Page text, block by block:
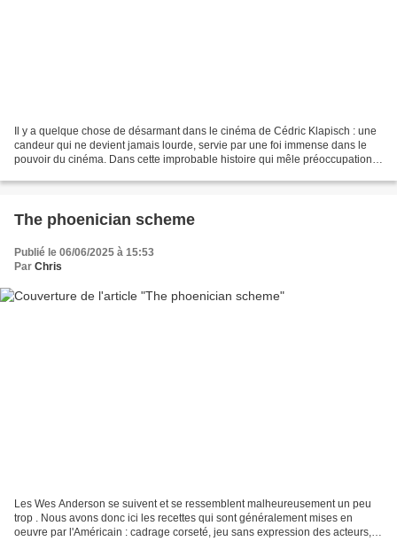
Il y a quelque chose de désarmant dans le cinéma de Cédric Klapisch : une
candeur qui ne devient jamais lourde, servie par une foi immense dans le
pouvoir du cinéma. Dans cette improbable histoire qui mêle préoccupations
The phoenician scheme
Publié le 06/06/2025 à 15:53
Par Chris
Les Wes Anderson se suivent et se ressemblent malheureusement un peu
trop . Nous avons donc ici les recettes qui sont généralement mises en
oeuvre par l'Américain : cadrage corseté, jeu sans expression des acteurs,